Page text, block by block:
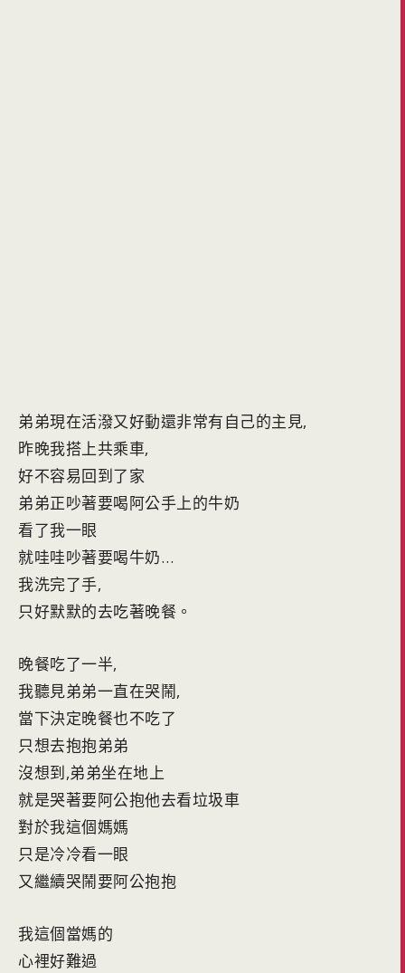
弟弟現在活潑又好動還非常有自己的主見,
昨晚我搭上共乘車,
好不容易回到了家
弟弟正吵著要喝阿公手上的牛奶
看了我一眼
就哇哇吵著要喝牛奶…
我洗完了手,
只好默默的去吃著晚餐。
晚餐吃了一半,
我聽見弟弟一直在哭鬧,
當下決定晚餐也不吃了
只想去抱抱弟弟
沒想到,弟弟坐在地上
就是哭著要阿公抱他去看垃圾車
對於我這個媽媽
只是冷冷看一眼
又繼續哭鬧要阿公抱抱
我這個當媽的
心裡好難過